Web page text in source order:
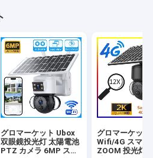
グロマーケット Ubox
双眼鏡投光灯 太陽電池
PTZ カメラ 6MP スマ
グロマーケッ
Wifi/4G スマー
ZOOM 投光灯